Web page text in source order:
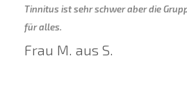
Tinnitus ist sehr schwer aber die
für alles.
Frau M. aus S.